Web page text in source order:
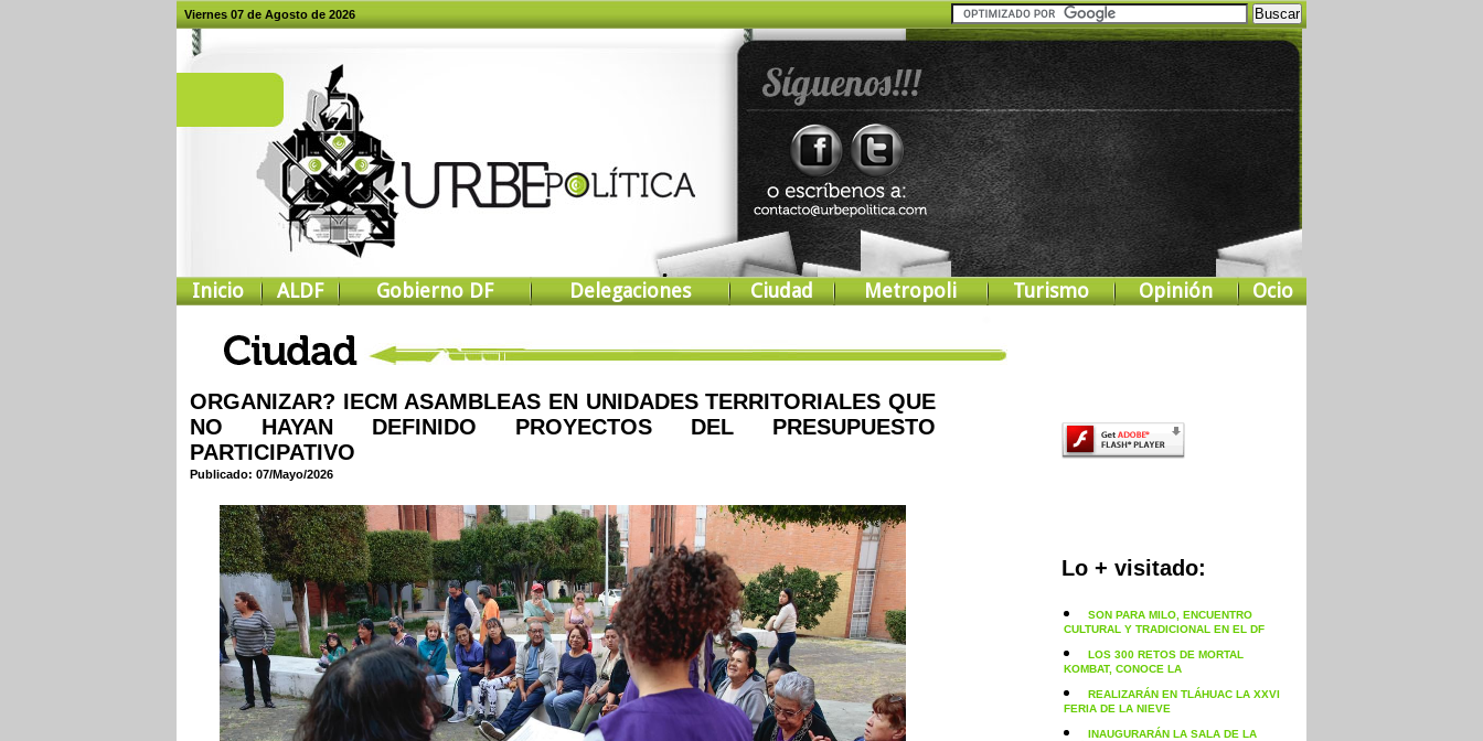
Viernes 07 de Agosto de 2026
Inicio ALDF Gobierno DF Delegaciones Ciudad Metropoli Turismo Opinión Ocio
ORGANIZAR? IECM ASAMBLEAS EN UNIDADES TERRITORIALES QUE
NO HAYAN DEFINIDO PROYECTOS DEL PRESUPUESTO
PARTICIPATIVO
Publicado: 07/Mayo/2026
Lo + visitado:
SON PARA MILO, ENCUENTRO
CULTURAL Y TRADICIONAL EN EL DF
LOS 300 RETOS DE MORTAL
KOMBAT, CONOCE LA
REALIZARÁN EN TLÁHUAC LA XXVI
FERIA DE LA NIEVE
INAUGURARÁN LA SALA DE LA